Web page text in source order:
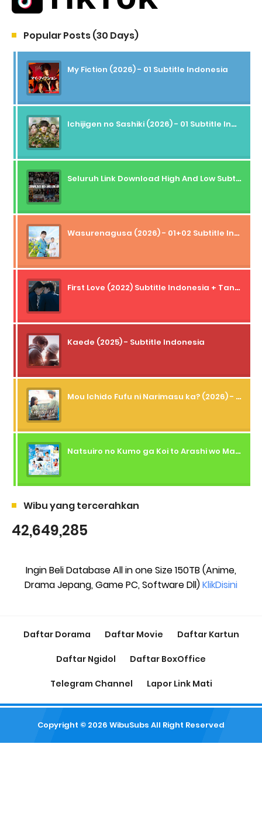
Popular Posts (30 Days)
My Fiction (2026) - 01 Subtitle Indonesia
Ichijigen no Sashiki (2026) - 01 Subtitle Indonesia
Seluruh Link Download High And Low Subtitle Indonesia
Wasurenagusa (2026) - 01+02 Subtitle Indonesia
First Love (2022) Subtitle Indonesia + Tanpa Iklan + Streaming + 1080p
Kaede (2025) - Subtitle Indonesia
Mou Ichido Fufu ni Narimasu ka? (2026) - 01 Subtitle Indonesia
Natsuiro no Kumo ga Koi to Arashi wo Makiokosu (2026) - 01 Subtitle Indonesia
Wibu yang tercerahkan
42,649,285
Ingin Beli Database All in one Size 150TB (Anime,
Drama Jepang, Game PC, Software Dll)KlikDisini
Daftar Dorama Daftar Movie Daftar Kartun
Daftar Ngidol Daftar BoxOffice
Telegram Channel Lapor Link Mati
Copyright © 2026 WibuSubs All Right Reserved